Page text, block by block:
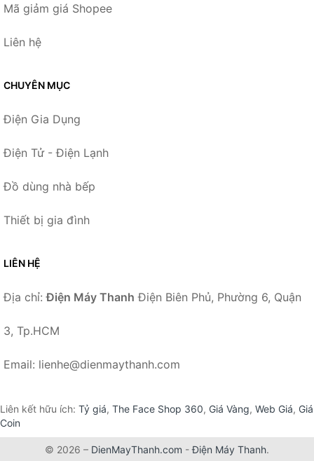
Mã giảm giá Shopee
Liên hệ
CHUYÊN MỤC
Điện Gia Dụng
Điện Tử - Điện Lạnh
Đồ dùng nhà bếp
Thiết bị gia đình
LIÊN HỆ
Địa chỉ:Điện Máy Thanh Điện Biên Phủ, Phường 6, Quận
3, Tp.HCM
Email: lienhe@dienmaythanh.com
Liên kết hữu ích: Tỷ giá, The Face Shop 360, Giá Vàng, Web Giá, Giá
Coin
© 2026 – DienMayThanh.com -Điện Máy Thanh.